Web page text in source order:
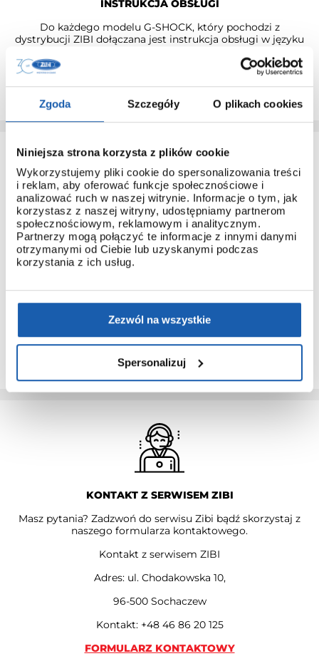
Zgoda Szczegóły O plikach cookies
Niniejsza strona korzysta z plików cookie
Wykorzystujemy pliki cookie do spersonalizowania treści
i reklam, aby oferować funkcje społecznościowe i
analizować ruch w naszej witrynie. Informacje o tym, jak
korzystasz z naszej witryny, udostępniamy partnerom
społecznościowym, reklamowym i analitycznym.
Partnerzy mogą połączyć te informacje z innymi danymi
otrzymanymi od Ciebie lub uzyskanymi podczas
korzystania z ich usług.
Zezwól na wszystkie
Spersonalizuj
INSTRUKCJA OBSŁUGI
Do każdego modelu G-SHOCK, który pochodzi z
dystrybucji ZIBI dołączana jest instrukcja obsługi w języku
Dzięki temu łatwo poznasz obsługę nawet najbardziej
zaawansowanych modeli.
3 + 3 LATA GWARANCJI
Standardowa gwarancja ulega przedłużeniu o kolejne 3 lata
na warunkach określonych w gwarancji trzyletniej jeśli
Przedłużenie gwarancji obejmuje jedynie zegarki marki G-
PRZEDŁUŻ GWARANCJĘ
KONTAKT Z SERWISEM ZIBI
Masz pytania? Zadzwoń do serwisu Zibi bądź skorzystaj z
naszego formularza kontaktowego.
Kontakt z serwisem ZIBI
Adres: ul. Chodakowska 10,
96-500 Sochaczew
Kontakt: +48 46 86 20 125
FORMULARZ KONTAKTOWY